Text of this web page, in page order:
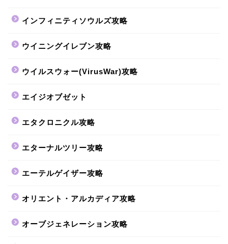
インフィニティソウルズ攻略
ウイニングイレブン攻略
ウイルスウォー(VirusWar)攻略
エイジオブゼット
エタクロニクル攻略
エターナルツリー攻略
エーテルゲイザー攻略
オリエント・アルカディア攻略
オーブジェネレーション攻略